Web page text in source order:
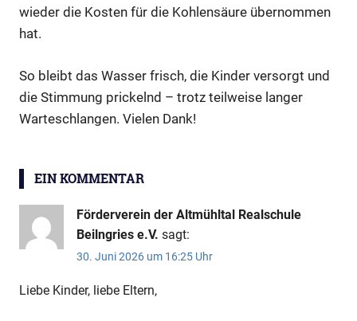
wieder die Kosten für die Kohlensäure übernommen
hat.
So bleibt das Wasser frisch, die Kinder versorgt und
die Stimmung prickelnd – trotz teilweise langer
Warteschlangen. Vielen Dank!
EIN KOMMENTAR
Förderverein der Altmühltal Realschule
Beilngries e.V. sagt:
30. Juni 2026 um 16:25 Uhr
Liebe Kinder, liebe Eltern,